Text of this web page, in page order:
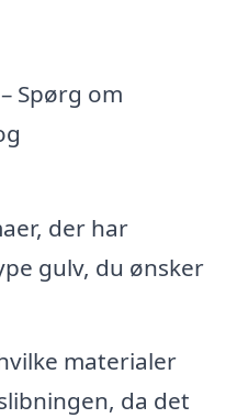
Spørg om
der har
gulv, du ønsker
materialer
da det